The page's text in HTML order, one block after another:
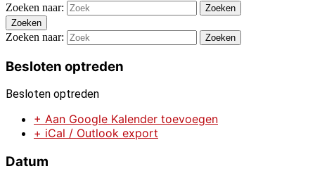
Zoeken naar:
Zoeken
Zoeken
Zoeken naar: Zoeken
Besloten optreden
Besloten optreden
+ Aan Google Kalender toevoegen
+ iCal / Outlook export
Datum